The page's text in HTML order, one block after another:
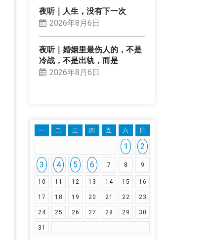
夜听｜人生，没有下一次
2026年8月6日
夜听｜婚姻里最伤人的，不是
冷战，不是出轨，而是
2026年8月6日
一 二 三 四 五 六 日
1
2
3
4 5 6 7 8 9
10 11 12 13 14 15 16
17 18 19 20 21 22 23
24 25 26 27 28 29 30
31